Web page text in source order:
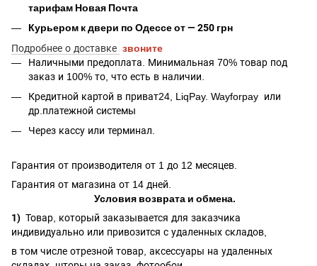
тарифам Новая Почта
Курьером к двери по Одессе от — 250 грн
Подробнее о доставке звоните
Наличными предоплата. Минимальная 70% товар под
заказ и 100% то, что есть в наличии.
Кредитной картой в приват24, LiqPay. Wayforpay или
др.платежной системы
Через кассу или терминал.
Гарантия от производителя от 1 до 12 месяцев.
Гарантия от магазина от 14 дней.
Условия возврата и обмена.
1) Товар, который заказывается для заказчика
индивидуально или привозится с удаленных складов,
в том числе отрезной товар, аксессуары на удаленных